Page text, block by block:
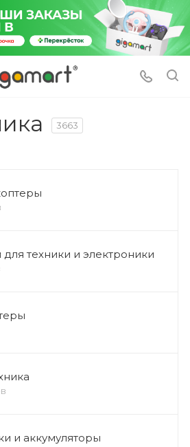
3663
для техники и электроники
и аккумуляторы